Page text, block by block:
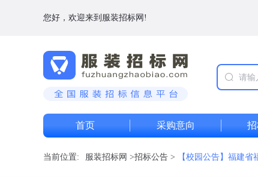
您好，欢迎来到服装招标网!
首页 采购意向
当前位置: 服装招标网 >招标公告 > 【校园公告】福建